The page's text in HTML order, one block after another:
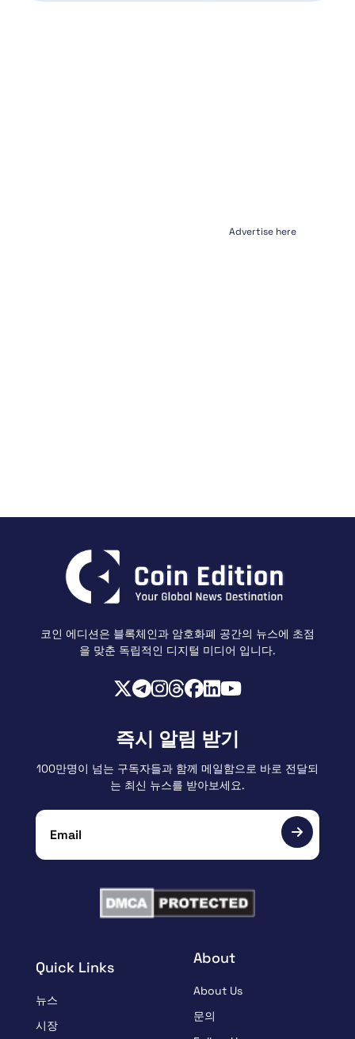
Advertise here
코인 에디션은 블록체인과 암호화폐 공간의 뉴스에 초점
을 맞춘 독립적인 디지털 미디어 입니다.
Quick Links
뉴스
시장
About
About Us
문의
즉시 알림 받기
100만명이 넘는 구독자들과 함께 메일함으로 바로 전달되
는 최신 뉴스를 받아보세요.